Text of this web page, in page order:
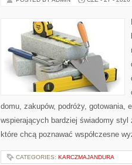
domu, zakupów, podróży, gotowania,
wspierających bardziej świadomy
które chcą poznawać współczesne
CATEGORIES: KARCZMAJANDURA